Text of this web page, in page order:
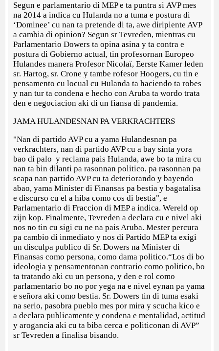
Segun e parlamentario di MEP e ta puntra si AVP mes
na 2014 a indica cu Hulanda no a tuma e postura di
‘Dominee’ cu nan ta pretende di ta, awe diripiente AVP
a cambia di opinion? Segun sr Tevreden, mientras cu
Parlamentario Dowers ta opina asina y ta contra e
postura di Gobierno actual, tin profesornan Europeo
Hulandes manera Profesor Nicolaï, Eerste Kamer leden
sr. Hartog, sr. Crone y tambe rofesor Hoogers, cu tin e
pensamento cu locual cu Hulanda ta haciendo ta robes
y nan tur ta condena e hecho con Aruba ta wordo trata
den e negociacion aki di un fiansa di pandemia.
JAMA HULANDESNAN PA VERKRACHTERS
"Nan di partido AVP cu a yama Hulandesnan pa
verkrachters, nan di partido AVP cu a bay sinta yora
bao di palo y reclama pais Hulanda, awe bo ta mira cu
nan ta bin dilanti pa rasonnan politico, pa rasonnan pa
scapa nan partido AVP cu ta deteriorando y bayendo
abao, yama Minister di Finansas pa bestia y bagatalisa
e discurso cu el a hiba como cos di bestia", e
Parlamentario di Fraccion di MEP a indica. Wereld op
zijn kop. Finalmente, Tevreden a declara cu e nivel aki
nos no tin cu sigi cu ne na pais Aruba. Mester percura
pa cambio di inmediato y nos di Partido MEP ta exigi
un disculpa publico di Sr. Dowers na Minister di
Finansas como persona, como dama politico.“Los di bo
ideologia y pensamentonan contrario como politico, bo
ta tratando aki cu un persona, y den e rol como
parlamentario bo no por yega na e nivel eynan pa yama
e señora aki como bestia. Sr. Dowers tin di tuma esaki
na serio, pasobra pueblo mes por mira y scucha kico e
a declara publicamente y condena e mentalidad, actitud
y arogancia aki cu ta biba cerca e politiconan di AVP”
sr Tevreden a finalisa bisando.